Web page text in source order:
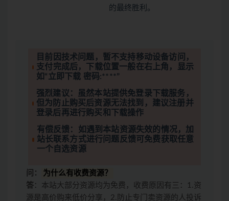
的最终胜利。
目前因技术问题，暂不支持移动设备访问，
支付完成后，下载位置一般在右上角，显示
如“立即下载 密码:****”
强烈建议：虽然本站提供免登录下载服务，
但为防止购买后资源无法找到，建议注册并
登录后再进行购买和下载操作
有偿反馈：如遇到本站资源失效的情况，加
站长联系方式进行问题反馈可免费获取任意
一个自选资源
问：
为什么有收费资源？
答 ：本站大部分资源均为免费，收费原因有三：1.资
源是高价购来低价分享，2.防止专门卖资源的人投诉